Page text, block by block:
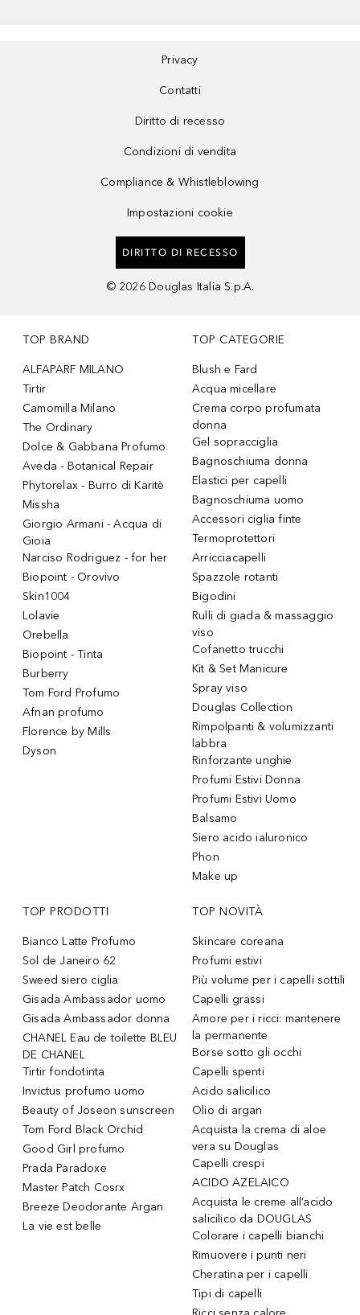
Privacy
Contatti
Diritto di recesso
Condizioni di vendita
Compliance & Whistleblowing
Impostazioni cookie
DIRITTO DI RECESSO
© 2026 Douglas Italia S.p.A.
TOP BRAND
ALFAPARF MILANO
Tirtir
Camomilla Milano
The Ordinary
Dolce & Gabbana Profumo
Aveda - Botanical Repair
Phytorelax - Burro di Karitè
Missha
Giorgio Armani - Acqua di
Gioia
Narciso Rodriguez - for her
Biopoint - Orovivo
Skin1004
Lolavie
Orebella
Biopoint - Tinta
Burberry
Tom Ford Profumo
Afnan profumo
Florence by Mills
Dyson
TOP CATEGORIE
Blush e Fard
Acqua micellare
Crema corpo profumata
donna
Gel sopracciglia
Bagnoschiuma donna
Elastici per capelli
Bagnoschiuma uomo
Accessori ciglia finte
Termoprotettori
Arricciacapelli
Spazzole rotanti
Bigodini
Rulli di giada & massaggio
viso
Cofanetto trucchi
Kit & Set Manicure
Spray viso
Douglas Collection
Rimpolpanti & volumizzanti
labbra
Rinforzante unghie
Profumi Estivi Donna
Profumi Estivi Uomo
Balsamo
Siero acido ialuronico
Phon
Make up
TOP PRODOTTI
Bianco Latte Profumo
Sol de Janeiro 62
Sweed siero ciglia
Gisada Ambassador uomo
Gisada Ambassador donna
CHANEL Eau de toilette BLEU
DE CHANEL
Tirtir fondotinta
Invictus profumo uomo
Beauty of Joseon sunscreen
Tom Ford Black Orchid
Good Girl profumo
Prada Paradoxe
Master Patch Cosrx
Breeze Deodorante Argan
La vie est belle
TOP NOVITÀ
Skincare coreana
Profumi estivi
Più volume per i capelli sottili
Capelli grassi
Amore per i ricci: mantenere
la permanente
Borse sotto gli occhi
Capelli spenti
Acido salicilico
Olio di argan
Acquista la crema di aloe
vera su Douglas
Capelli crespi
ACIDO AZELAICO
Acquista le creme all’acido
salicilico da DOUGLAS
Colorare i capelli bianchi
Rimuovere i punti neri
Cheratina per i capelli
Tipi di capelli